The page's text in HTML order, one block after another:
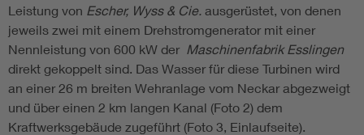
Leistung von Escher, Wyss & Cie. ausgerüstet, von denen
jeweils zwei mit einem Drehstromgenerator mit einer
Nennleistung von 600 kW der Maschinenfabrik Esslingen
direkt gekoppelt sind. Das Wasser für diese Turbinen wird
an einer 26 m breiten Wehranlage vom Neckar abgezweigt
und über einen 2 km langen Kanal (Foto 2) dem
Kraftwerksgebäude zugeführt (Foto 3, Einlaufseite).